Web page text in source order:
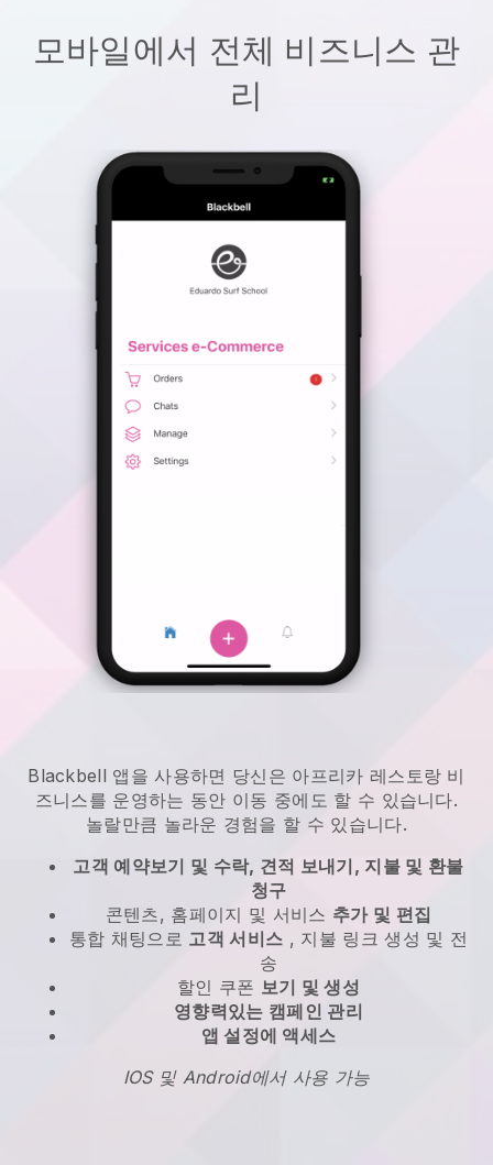
모바일에서 전체 비즈니스 관
리
Blackbell 앱을 사용하면 당신은 아프리카 레스토랑 비
즈니스를 운영하는 동안 이동 중에도 할 수 있습니다.
놀랄만큼 놀라운 경험을 할 수 있습니다.
고객 예약보기 및 수락, 견적 보내기, 지불 및 환불
청구
콘텐츠, 홈페이지 및 서비스 추가 및 편집
통합 채팅으로 고객 서비스 , 지불 링크 생성 및 전
송
할인 쿠폰 보기 및 생성
영향력있는 캠페인 관리
앱 설정에 액세스
IOS 및 Android에서 사용 가능